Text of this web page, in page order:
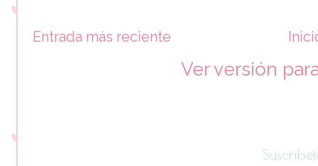
Entrada más reciente
Ver versión